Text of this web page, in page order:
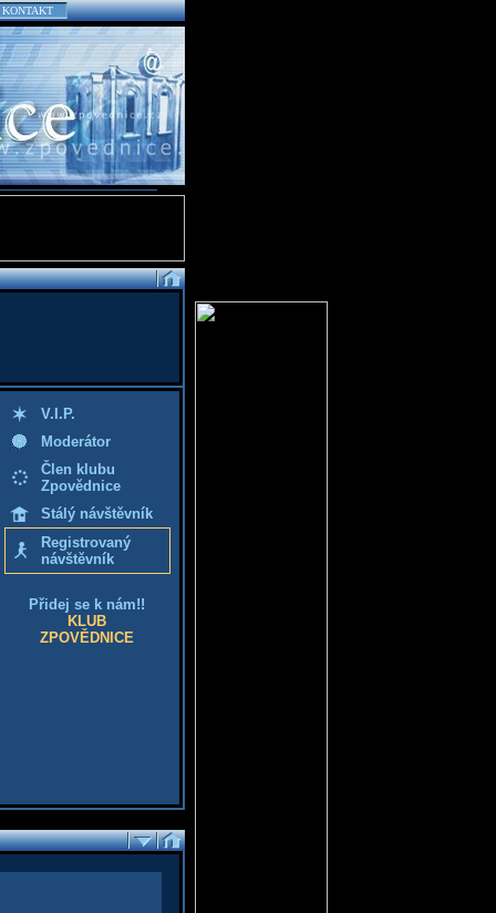
KONTAKT
V.I.P.
Moderátor
Člen klubu
Zpovědnice
Stálý návštěvník
Registrovaný
návštěvník
Přidej se k nám!!
KLUB
ZPOVĚDNICE